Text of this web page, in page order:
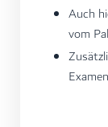
Auch
vom